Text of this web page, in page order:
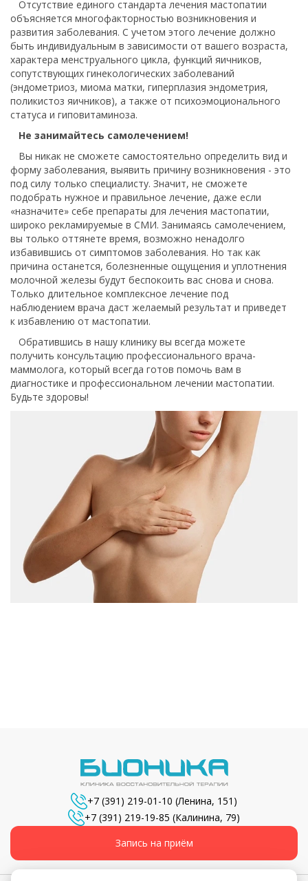
Отсутствие единого стандарта лечения мастопатии
объясняется многофакторностью возникновения и
развития заболевания. С учетом этого лечение должно
быть индивидуальным в зависимости от вашего возраста,
характера менструального цикла, функций яичников,
сопутствующих гинекологических заболеваний
(эндометриоз, миома матки, гиперплазия эндометрия,
поликистоз яичников), а также от психоэмоционального
статуса и гиповитаминоза.
Не занимайтесь самолечением!
Вы никак не сможете самостоятельно определить вид и
форму заболевания, выявить причину возникновения - это
под силу только специалисту. Значит, не сможете
подобрать нужное и правильное лечение, даже если
«назначите» себе препараты для лечения мастопатии,
широко рекламируемые в СМИ. Занимаясь самолечением,
вы только оттянете время, возможно ненадолго
избавившись от симптомов заболевания. Но так как
причина останется, болезненные ощущения и уплотнения
молочной железы будут беспокоить вас снова и снова.
Только длительное комплексное лечение под
наблюдением врача даст желаемый результат и приведет
к избавлению от мастопатии.
Обратившись в нашу клинику вы всегда можете
получить консультацию профессионального врача-
маммолога, который всегда готов помочь вам в
диагностике и профессиональном лечении мастопатии.
Будьте здоровы!
+7 (391) 219-01-10 (Ленина, 151)
+7 (391) 219-19-85 (Калинина, 79)
Запись на приём